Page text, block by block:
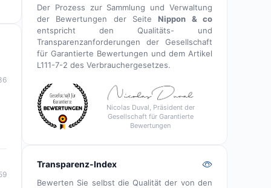
Der Prozess zur Sammlung und Verwaltung
der Bewertungen der SeiteNippon & co
entspricht den Qualitäts- und
Transparenzanforderungen der Gesellschaft
für Garantierte Bewertungen und dem Artikel
L111-7-2 des Verbrauchergesetzes.
Nicolas Duval, Präsident der
Gesellschaft für Garantierte
Bewertungen
Transparenz-Index
Bewerten Sie selbst die Qualität der von den